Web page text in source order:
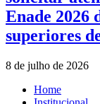
Enade 2026
superiores
8 de julho de 2026
Home